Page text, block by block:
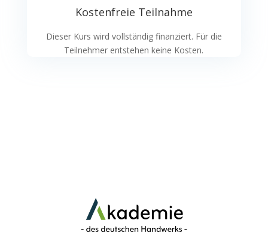
Kostenfreie Teilnahme
Dieser Kurs wird vollständig finanziert. Für die
Teilnehmer entstehen keine Kosten.